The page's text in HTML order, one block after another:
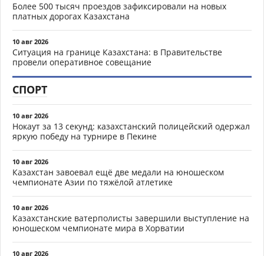
Более 500 тысяч проездов зафиксировали на новых
платных дорогах Казахстана
10 авг 2026
Ситуация на границе Казахстана: в Правительстве
провели оперативное совещание
СПОРТ
10 авг 2026
Нокаут за 13 секунд: казахстанский полицейский одержал
яркую победу на турнире в Пекине
10 авг 2026
Казахстан завоевал ещё две медали на юношеском
чемпионате Азии по тяжёлой атлетике
10 авг 2026
Казахстанские ватерполисты завершили выступление на
юношеском чемпионате мира в Хорватии
10 авг 2026